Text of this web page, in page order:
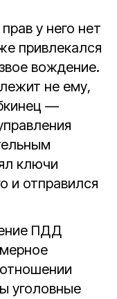
у него нет
привлекался
вождение.
не ему,
—
ключи
и отправился
ПДД
уголовные